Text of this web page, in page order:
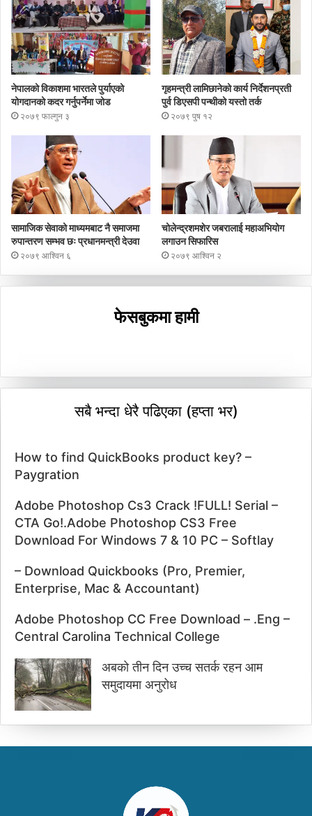
नेपालको विकाशमा भारतले पुर्याएको
योगदानको कदर गर्नुपर्नेमा जोड
२०७९ फाल्गुन ३
गृहमन्त्री लामिछानेको कार्य निर्देशनप्रती
पुर्व डिएसपी पन्थीको यस्तो तर्क
२०७९ पुष १२
सामाजिक सेवाको माध्यमबाट नै समाजमा
रुपान्तरण सम्भव छः प्रधानमन्त्री देउवा
२०७९ आश्विन ६
चोलेन्द्रशमशेर जबरालाई महाअभियोग
लगाउन सिफारिस
२०७९ आश्विन २
फेसबुकमा हामी
सबै भन्दा धेरै पढिएका (हप्ता भर)
How to find QuickBooks product key? –
Paygration
Adobe Photoshop Cs3 Crack !FULL! Serial –
CTA Go!.Adobe Photoshop CS3 Free
Download For Windows 7 & 10 PC – Softlay
– Download Quickbooks (Pro, Premier,
Enterprise, Mac & Accountant)
Adobe Photoshop CC Free Download – .Eng –
Central Carolina Technical College
अबको तीन दिन उच्च सतर्क रहन आम
समुदायमा अनुरोध